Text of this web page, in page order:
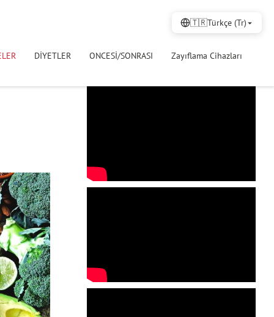
DİYETLER ONCESİ/SONRASI Zayıflama Cihazları
🇹🇷Türkçe (Tr)